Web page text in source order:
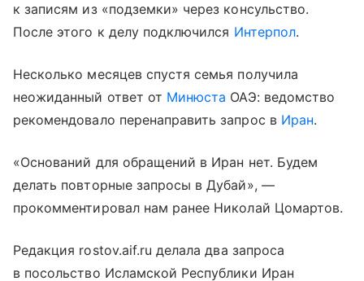
к записям из «подземки» через консульство.
После этого к делу подключился Интерпол.
Несколько месяцев спустя семья получила
неожиданный ответ от Минюста ОАЭ: ведомство
рекомендовало перенаправить запрос в Иран.
«Оснований для обращений в Иран нет. Будем
делать повторные запросы в Дубай», —
прокомментировал нам ранее Николай Цомартов.
Редакция rostov.aif.ru делала два запроса
в посольство Исламской Республики Иран